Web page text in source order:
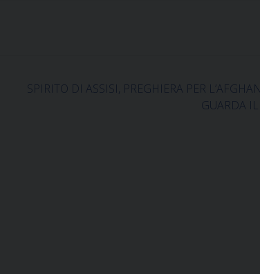
SPIRITO DI ASSISI, PREGHIERA PER
GUARDA